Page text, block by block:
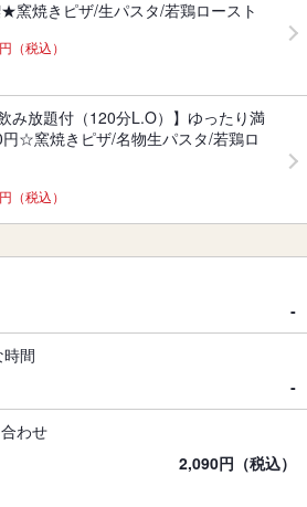
窯焼きピザ/生パスタ/若鶏ロースト
円（税込）
み放題付（120分L.O）】ゆったり満
☆窯焼きピザ/名物生パスタ/若鶏ロ
円（税込）
‐
間
‐
わせ
2,090円（税込）